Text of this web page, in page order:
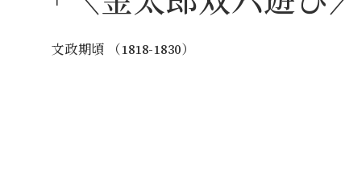
文政期頃 （1818-1830）